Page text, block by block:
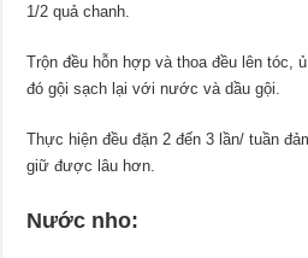
1/2 quả chanh.
Trộn đều hỗn hợp và thoa đều lên tóc,
đó gội sạch lại với nước và dầu gội.
Thực hiện đều đặn 2 đến 3 lần/ tuần
giữ được lâu hơn.
Nước nho: